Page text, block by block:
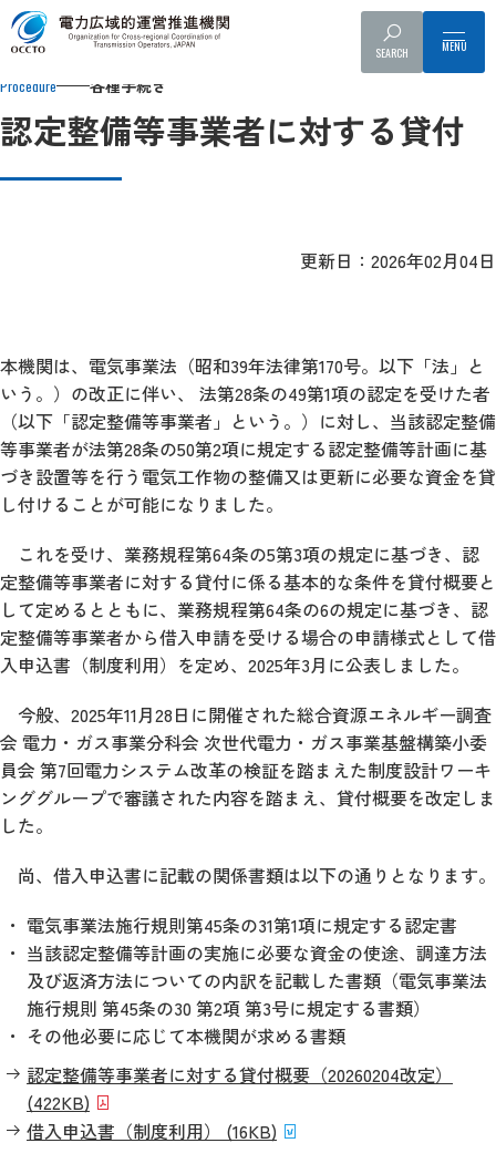
SEARCH
Top 認定整備等事業者に対する貸付
Procedure 各種手続き
認定整備等事業者に対する貸付
更新日：2026年02月04日
本機関は、電気事業法（昭和39年法律第170号。以下「法」と
いう。）の改正に伴い、 法第28条の49第1項の認定を受けた者
（以下「認定整備等事業者」という。）に対し、当該認定整備
等事業者が法第28条の50第2項に規定する認定整備等計画に基
づき設置等を行う電気工作物の整備又は更新に必要な資金を貸
し付けることが可能になりました。
これを受け、業務規程第64条の5第3項の規定に基づき、認
定整備等事業者に対する貸付に係る基本的な条件を貸付概要と
して定めるとともに、業務規程第64条の6の規定に基づき、認
定整備等事業者から借入申請を受ける場合の申請様式として借
入申込書（制度利用）を定め、2025年3月に公表しました。
今般、2025年11月28日に開催された総合資源エネルギー調査
会 電力・ガス事業分科会 次世代電力・ガス事業基盤構築小委
員会 第7回電力システム改革の検証を踏まえた制度設計ワーキ
ンググループで審議された内容を踏まえ、貸付概要を改定しま
した。
尚、借入申込書に記載の関係書類は以下の通りとなります。
電気事業法施行規則第45条の31第1項に規定する認定書
当該認定整備等計画の実施に必要な資金の使途、調達方法
及び返済方法についての内訳を記載した書類（電気事業法
施行規則 第45条の30 第2項 第3号に規定する書類）
その他必要に応じて本機関が求める書類
認定整備等事業者に対する貸付概要（20260204改定）
(422KB)
借入申込書（制度利用） (16KB)